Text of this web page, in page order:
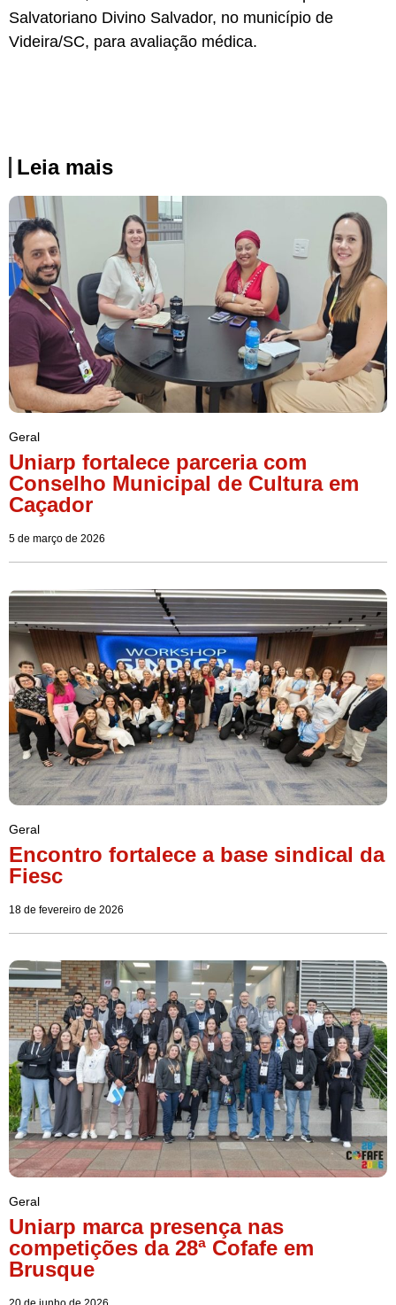
Salvatoriano Divino Salvador, no município de
Videira/SC, para avaliação médica.
Leia mais
Geral
Uniarp fortalece parceria com
Conselho Municipal de Cultura em
Caçador
5 de março de 2026
Geral
Encontro fortalece a base sindical da
Fiesc
18 de fevereiro de 2026
Geral
Uniarp marca presença nas
competições da 28ª Cofafe em
Brusque